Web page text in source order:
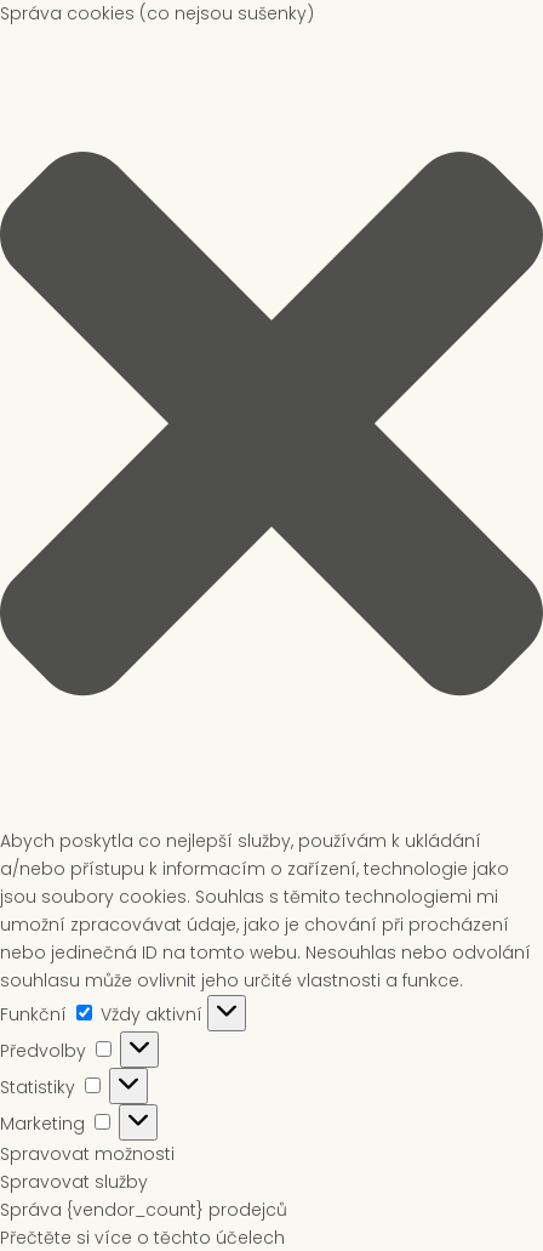
Správa cookies (co nejsou sušenky)
Abych poskytla co nejlepší služby, používám k ukládání
a/nebo přístupu k informacím o zařízení, technologie jako
jsou soubory cookies. Souhlas s těmito technologiemi mi
umožní zpracovávat údaje, jako je chování při procházení
nebo jedinečná ID na tomto webu. Nesouhlas nebo odvolání
souhlasu může ovlivnit jeho určité vlastnosti a funkce.
Funkční
Funkční
Vždy aktivní
Předvolby
Předvolby
Statistiky
Statistiky
Marketing
Marketing
Spravovat možnosti
Spravovat služby
Správa {vendor_count} prodejců
Přečtěte si více o těchto účelech